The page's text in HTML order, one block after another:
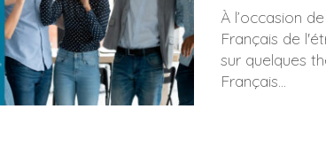
À l’occasion
Français de
sur quelques
Français...